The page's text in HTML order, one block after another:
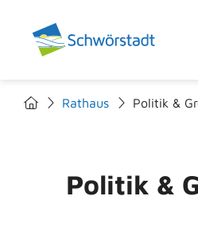
Rathaus Politik &
Politik &